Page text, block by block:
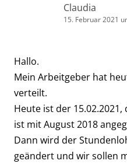
Claudia
15. Februar 2021
Hallo.
Mein Arbeitgeber hat
verteilt.
Heute ist der
ist mit August 2018
Dann wird der
geändert und wir sollen